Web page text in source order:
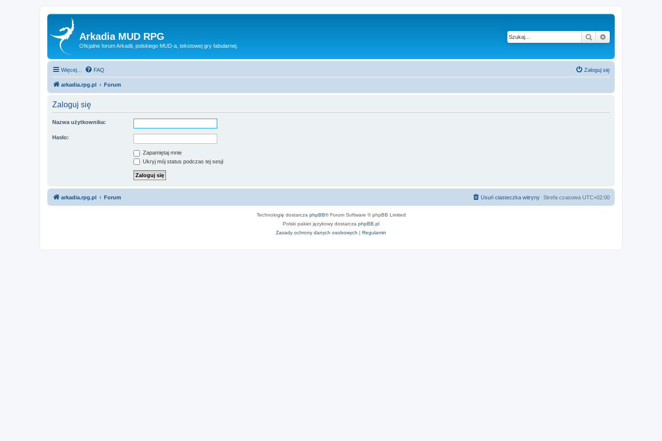
Arkadia MUD RPG
Oficjalne forum Arkadii, polskiego MUD-a, tekstowej gry fabularnej.
Szukaj
Więcej… FAQ Zaloguj się
arkadia.rpg.pl Forum
Zaloguj się
Nazwa użytkownika:
Hasło:
Zapamiętaj mnie
Ukryj mój status podczas tej sesji
arkadia.rpg.pl Forum Strefa czasowa UTC+02:00
Usuń ciasteczka witryny
Technologię dostarcza phpBB® Forum Software © phpBB Limited
Polski pakiet językowy dostarcza phpBB.pl
Zasady ochrony danych osobowych | Regulamin